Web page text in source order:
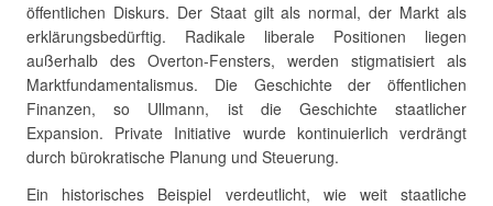
öffentlichen Diskurs. Der Staat gilt als normal, der Markt als
erklärungsbedürftig. Radikale liberale Positionen liegen
außerhalb des Overton-Fensters, werden stigmatisiert als
Marktfundamentalismus. Die Geschichte der öffentlichen
Finanzen, so Ullmann, ist die Geschichte staatlicher
Expansion. Private Initiative wurde kontinuierlich verdrängt
durch bürokratische Planung und Steuerung.
Ein historisches Beispiel verdeutlicht, wie weit staatliche